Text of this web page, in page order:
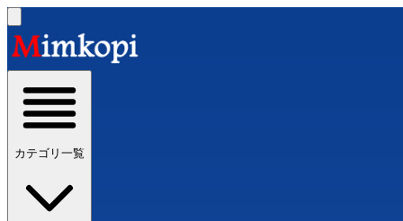
カテゴリ一覧